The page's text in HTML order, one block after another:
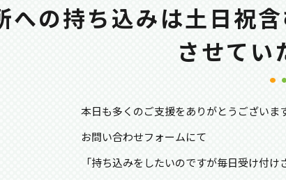
への持ち込みは土日祝
させてい
本日も多くのご支援をありがとうございま
お問い合わせフォームにて
「持ち込みをしたいのですが毎日受け付け